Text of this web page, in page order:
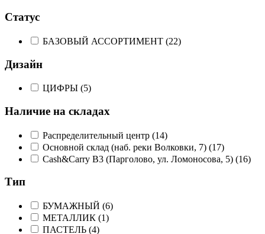
Статус
БАЗОВЫЙ АССОРТИМЕНТ (22)
Дизайн
ЦИФРЫ (5)
Наличие на складах
Распределительный центр (14)
Основной склад (наб. реки Волковки, 7) (17)
Cash&Carry B3 (Парголово, ул. Ломоносова, 5) (16)
Тип
БУМАЖНЫЙ (6)
МЕТАЛЛИК (1)
ПАСТЕЛЬ (4)